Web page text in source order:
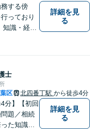
する傍
っており
識・経験
詳細を見
る
士
区 北四番丁駅 から徒歩4分
4分】【初回
題／相続
た知識と
詳細を見
る